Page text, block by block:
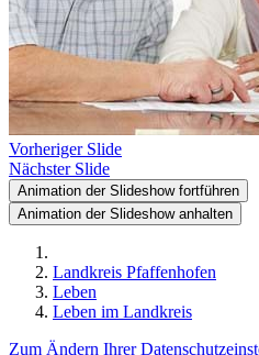
Vorheriger Slide
Nächster Slide
Animation der Slideshow fortführen
Animation der Slideshow anhalten
Landkreis Pfaffenhofen
Leben
Leben im Landkreis
Zum Ändern Ihrer